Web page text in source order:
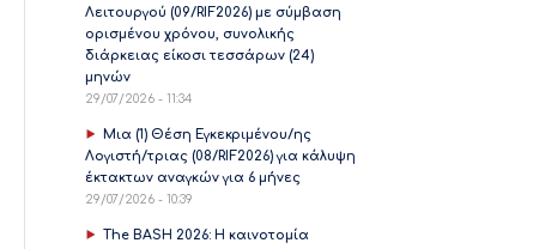
Λειτουργού (09/RIF2026) με σύμβαση
ορισμένου χρόνου, συνολικής
διάρκειας είκοσι τεσσάρων (24)
μηνών
29/07/2026 - 11:34
Μια (1) Θέση Εγκεκριμένου/ης
Λογιστή/τριας (08/RIF2026) για κάλυψη
έκτακτων αναγκών για 6 μήνες
29/07/2026 - 10:39
The BASH 2026: Η καινοτομία